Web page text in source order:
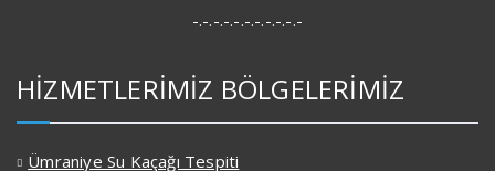
-.-.-.-.-.-.-.-.-.-.-
HİZMETLERİMİZ BÖLGELERİMİZ
Ümraniye Su Kaçağı Tespiti